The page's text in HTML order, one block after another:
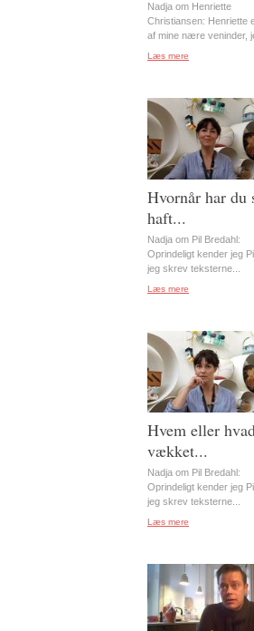
Nadja om Henriette
Christiansen: Henriette
af mine nære veninder,
Læs mere
Hvornår har du
haft...
Nadja om Pil Bredahl:
Oprindeligt kender jeg
jeg skrev teksterne...
Læs mere
Hvem eller
vækket...
Nadja om Pil Bredahl:
Oprindeligt kender jeg
jeg skrev teksterne...
Læs mere